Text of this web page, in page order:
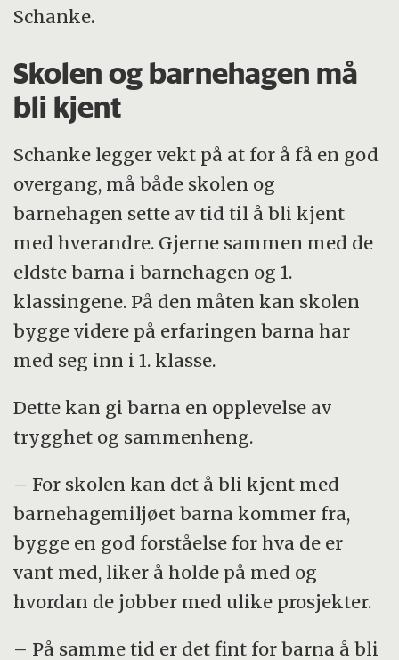
Schanke.
Skolen og barnehagen må
bli kjent
Schanke legger vekt på at for å få en god
overgang, må både skolen og
barnehagen sette av tid til å bli kjent
med hverandre. Gjerne sammen med de
eldste barna i barnehagen og 1.
klassingene. På den måten kan skolen
bygge videre på erfaringen barna har
med seg inn i 1. klasse.
Dette kan gi barna en opplevelse av
trygghet og sammenheng.
– For skolen kan det å bli kjent med
barnehagemiljøet barna kommer fra,
bygge en god forståelse for hva de er
vant med, liker å holde på med og
hvordan de jobber med ulike prosjekter.
– På samme tid er det fint for barna å bli